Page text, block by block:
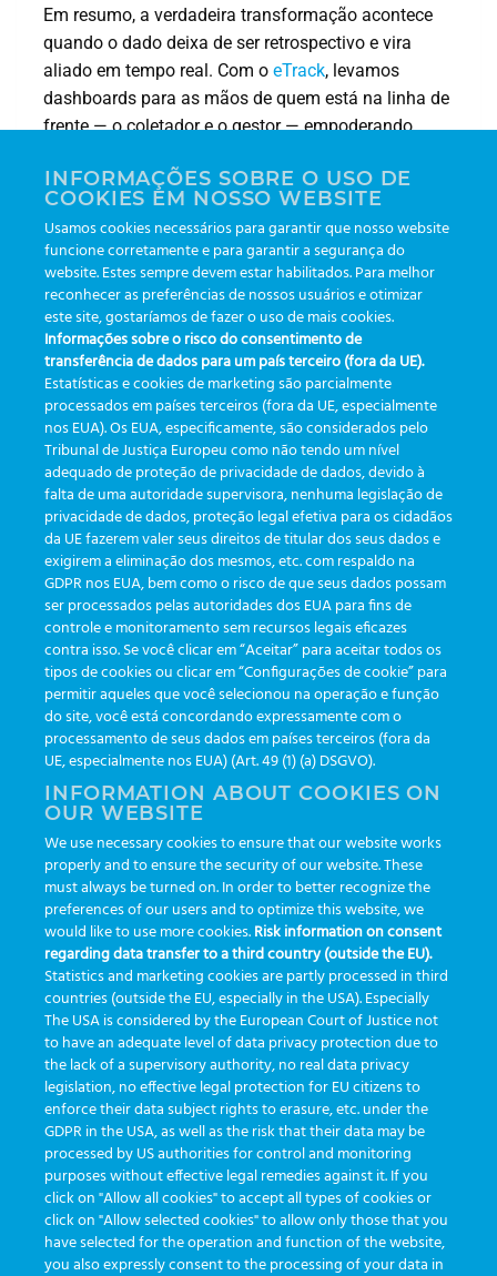
Em resumo, a verdadeira transformação acontece
quando o dado deixa de ser retrospectivo e vira
aliado em tempo real. Com o eTrack, levamos
dashboards para as mãos de quem está na linha de
frente — o coletador e o gestor — empoderando
custos e, acima de tudo, garantem segurança e
satisfação ao paciente.
Ineffektive Dashboards:
Wenn zu viele Daten nicht zu
Entscheidungen führen.
Do registro ao resultado: A
jornada da amostra – parte 1
– Registro
KATEGORIEN
Aktualisierungen(19)
Veranstaltungen(19)
Funktionalitäten(35)
Newsletter (111)
TAGS
auditoria automação
congresso customização dashboard DICQ eficiência
enterprise etrack flebotomista governança clínica
GreinerBioOne greinerbioonebr HL7 IA informação
inovação ISO15189 laboratório novas tecnologias PALC
preanalitica processo de coleta produtividade
Pré-analítica qualidade rastreabilidade RDC
rotina laboratorial saúde tecnologia tomada de decisão
Transformação Transformação Digital tubos usabilidade
VACUETTE®
INFORMAÇÕES SOBRE O USO DE
COOKIES EM NOSSO WEBSITE
Usamos cookies necessários para garantir que nosso website
funcione corretamente e para garantir a segurança do
website. Estes sempre devem estar habilitados. Para melhor
reconhecer as preferências de nossos usuários e otimizar
este site, gostaríamos de fazer o uso de mais cookies.
Informações sobre o risco do consentimento de
transferência de dados para um país terceiro (fora da UE).
Estatísticas e cookies de marketing são parcialmente
processados em países terceiros (fora da UE, especialmente
nos EUA). Os EUA, especificamente, são considerados pelo
Tribunal de Justiça Europeu como não tendo um nível
adequado de proteção de privacidade de dados, devido à
falta de uma autoridade supervisora, nenhuma legislação de
privacidade de dados, proteção legal efetiva para os cidadãos
da UE fazerem valer seus direitos de titular dos seus dados e
exigirem a eliminação dos mesmos, etc. com respaldo na
GDPR nos EUA, bem como o risco de que seus dados possam
ser processados pelas autoridades dos EUA para fins de
controle e monitoramento sem recursos legais eficazes
contra isso. Se você clicar em “Aceitar” para aceitar todos os
tipos de cookies ou clicar em “Configurações de cookie” para
permitir aqueles que você selecionou na operação e função
do site, você está concordando expressamente com o
processamento de seus dados em países terceiros (fora da
UE, especialmente nos EUA) (Art. 49 (1) (a) DSGVO).
INFORMATION ABOUT COOKIES ON
OUR WEBSITE
We use necessary cookies to ensure that our website works
properly and to ensure the security of our website. These
must always be turned on. In order to better recognize the
preferences of our users and to optimize this website, we
would like to use more cookies.Risk information on consent
regarding data transfer to a third country (outside the EU).
Statistics and marketing cookies are partly processed in third
countries (outside the EU, especially in the USA). Especially
The USA is considered by the European Court of Justice not
to have an adequate level of data privacy protection due to
the lack of a supervisory authority, no real data privacy
legislation, no effective legal protection for EU citizens to
enforce their data subject rights to erasure, etc. under the
GDPR in the USA, as well as the risk that their data may be
processed by US authorities for control and monitoring
purposes without effective legal remedies against it. If you
click on "Allow all cookies" to accept all types of cookies or
click on "Allow selected cookies" to allow only those that you
have selected for the operation and function of the website,
you also expressly consent to the processing of your data in